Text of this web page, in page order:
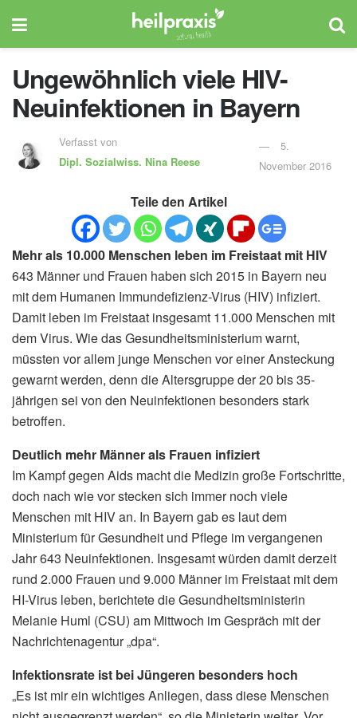
Ungewöhnlich viele HIV-
Neuinfektionen in Bayern
Verfasst von
Dipl. Sozialwiss. Nina Reese
5.
November 2016
Teile den Artikel
Mehr als 10.000 Menschen leben im Freistaat mit HIV
643 Männer und Frauen haben sich 2015 in Bayern neu
mit dem Humanen Immundefizienz-Virus (HIV) infiziert.
Damit leben im Freistaat insgesamt 11.000 Menschen mit
dem Virus. Wie das Gesundheitsministerium warnt,
müssten vor allem junge Menschen vor einer Ansteckung
gewarnt werden, denn die Altersgruppe der 20 bis 35-
jährigen sei von den Neuinfektionen besonders stark
betroffen.
Deutlich mehr Männer als Frauen infiziert
Im Kampf gegen Aids macht die Medizin große Fortschritte,
doch nach wie vor stecken sich immer noch viele
Menschen mit HIV an. In Bayern gab es laut dem
Ministerium für Gesundheit und Pflege im vergangenen
Jahr 643 Neuinfektionen. Insgesamt würden damit derzeit
rund 2.000 Frauen und 9.000 Männer im Freistaat mit dem
HI-Virus leben, berichtete die Gesundheitsministerin
Melanie Huml (CSU) am Mittwoch im Gespräch mit der
Nachrichtenagentur „dpa“.
Infektionsrate ist bei Jüngeren besonders hoch
„Es ist mir ein wichtiges Anliegen, dass diese Menschen